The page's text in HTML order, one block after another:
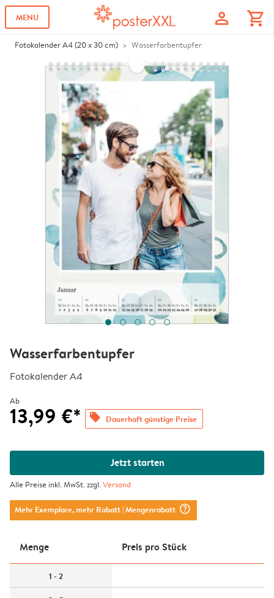
MENU profile shopping_cart
Fotokalender A4 (20 x 30 cm) Wasserfarbentupfer
Wasserfarbentupfer
Fotokalender A4
Ab
13,99 €* offers Dauerhaft günstige Preise
Jetzt starten
Alle Preise inkl. MwSt. zzgl.Versand
Mehr Exemplare, mehr Rabatt| Mengenrabatt question_mark_circle
Menge Preis pro Stück
1 - 2